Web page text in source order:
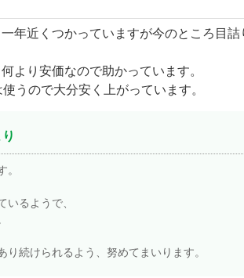
年近くつかっていますが今のところ目詰
より安価なので助かっています。
うので大分安く上がっています。
。
いるようで、
り続けられるよう、努めてまいります。